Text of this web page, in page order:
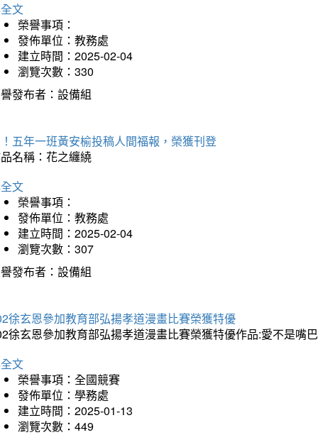
文
榮譽事項：
發佈單位：教務處
建立時間：2025-02-04
瀏覽次數：330
發布者：設備組
五年一班黃安榆投稿人間福報，榮獲刊登
名稱：花之纏繞
文
榮譽事項：
發佈單位：教務處
建立時間：2025-02-04
瀏覽次數：307
發布者：設備組
徐玄恩參加教育部弘揚孝道漫畫比賽榮獲特優
徐玄恩參加教育部弘揚孝道漫畫比賽榮獲特優作品:愛不是嘴
文
榮譽事項：全國競賽
發佈單位：學務處
建立時間：2025-01-13
瀏覽次數：449